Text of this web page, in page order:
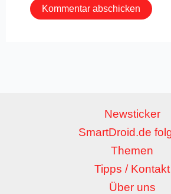
Newsticker
SmartDroid.de
Themen
Tipps / Kontakt
Über uns